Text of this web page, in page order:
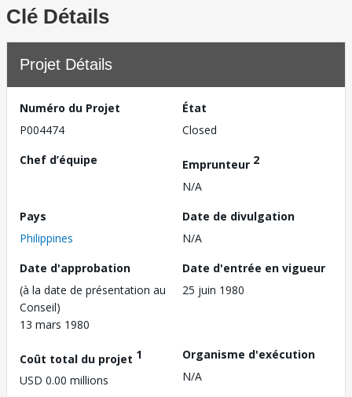
Clé Détails
Projet Détails
Numéro du Projet
P004474
État
Closed
Chef d’équipe
Emprunteur 2
N/A
Pays
Philippines
Date de divulgation
N/A
Date d'approbation
(à la date de présentation au
Conseil)
13 mars 1980
Date d'entrée en vigueur
25 juin 1980
Coût total du projet 1
USD 0.00 millions
Organisme d'exécution
N/A